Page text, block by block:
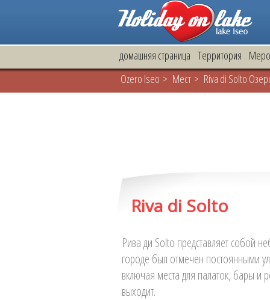
домашняя страница Территория
Ozero Iseo > Mест > Riva di Solto
Riva di Solto
Рива ди Solto представляет собой
городе был отмечен постоянными
включая места для палаток, бары и
выходит.